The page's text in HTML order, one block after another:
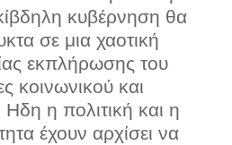
κυβέρνηση θα
σε μια χαοτική
εκπλήρωσης του
κοινωνικού και
η πολιτική και η
έχουν αρχίσει να